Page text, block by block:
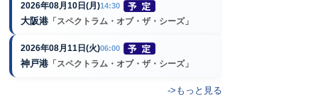
2026年08月10日(月)14:30
大阪港 「スペクトラム・オブ・ザ・シーズ」
2026年08月11日(火)06:00
神戸港 「スペクトラム・オブ・ザ・シーズ」
->もっと見る